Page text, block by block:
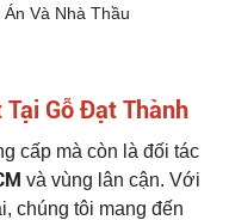
Gỗ Đạt Thành
cấp mà còn là đối tác
và vùng lân cận. Với
chúng tôi mang đến